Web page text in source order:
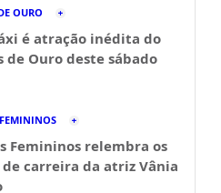
OURO
é atração inédita do
de Ouro deste sábado
Femininos relembra os
de carreira da atriz Vânia